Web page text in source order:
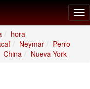
hora
Neymar
Perro
China Nueva York